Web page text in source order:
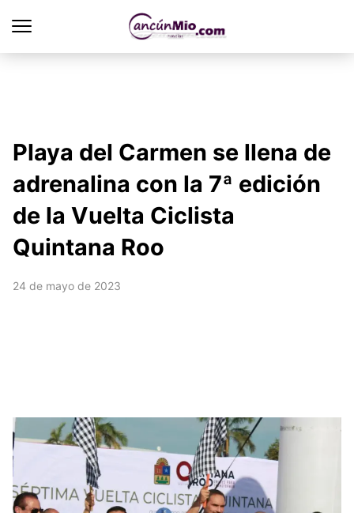
Playa del Carmen se llena de
adrenalina con la 7ª edición
de la Vuelta Ciclista
Quintana Roo
24 de mayo de 2023